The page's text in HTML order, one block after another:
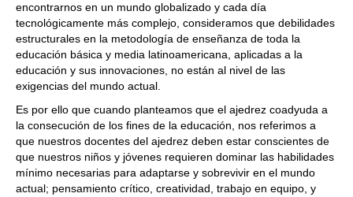
encontrarnos en un mundo globalizado y cada día
tecnológicamente más complejo, consideramos que debilidades
estructurales en la metodología de enseñanza de toda la
educación básica y media latinoamericana, aplicadas a la
educación y sus innovaciones, no están al nivel de las
exigencias del mundo actual.
Es por ello que cuando planteamos que el ajedrez coadyuda a
la consecución de los fines de la educación, nos referimos a
que nuestros docentes del ajedrez deben estar conscientes de
que nuestros niños y jóvenes requieren dominar las habilidades
mínimo necesarias para adaptarse y sobrevivir en el mundo
actual; pensamiento crítico, creatividad, trabajo en equipo, y